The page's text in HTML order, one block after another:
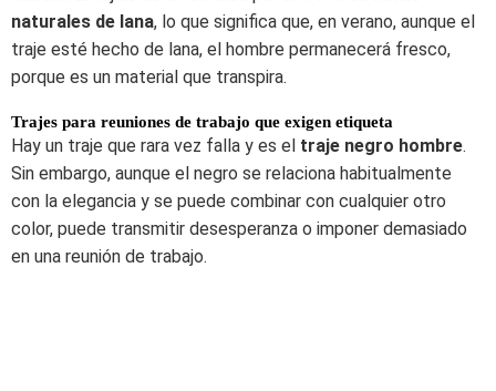
naturales de lana, lo que significa que, en verano, aunque el
traje esté hecho de lana, el hombre permanecerá fresco,
porque es un material que transpira.
Trajes para reuniones de trabajo que exigen etiqueta
Hay un traje que rara vez falla y es el traje negro hombre.
Sin embargo, aunque el negro se relaciona habitualmente
con la elegancia y se puede combinar con cualquier otro
color, puede transmitir desesperanza o imponer demasiado
en una reunión de trabajo.